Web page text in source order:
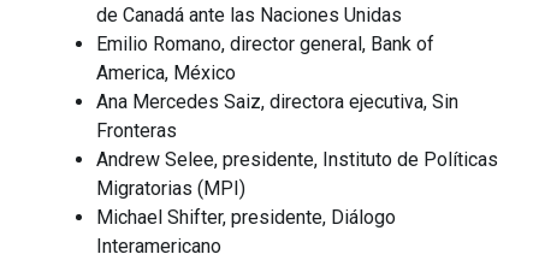
de Canadá ante las Naciones Unidas
Emilio Romano, director general, Bank of
America, México
Ana Mercedes Saiz, directora ejecutiva, Sin
Fronteras
Andrew Selee, presidente, Instituto de Políticas
Migratorias (MPI)
Michael Shifter, presidente, Diálogo
Interamericano